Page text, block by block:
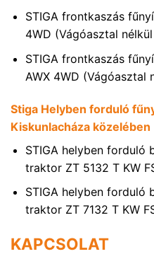
STIGA frontkaszás
4WD (Vágóasztal
STIGA frontkaszás
AWX 4WD (Vágóasztal
Stiga Helyben forduló
Kiskunlacháza közelében
STIGA helyben forduló
traktor ZT 5132 T KW
STIGA helyben forduló
traktor ZT 7132 T KW
KAPCSOLAT